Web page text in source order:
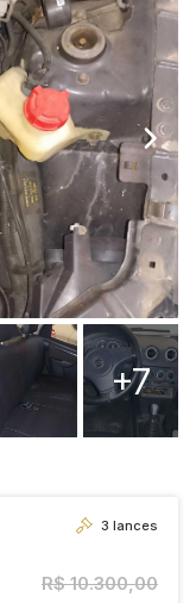
+7
3 lances
R$ 10.300,00